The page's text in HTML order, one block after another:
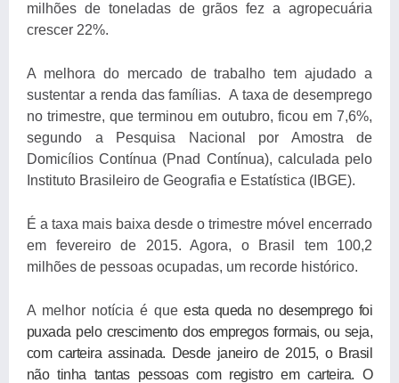
milhões de toneladas de grãos fez a agropecuária
crescer 22%.
A melhora do mercado de trabalho tem ajudado a
sustentar a renda das famílias. A taxa de desemprego
no trimestre, que terminou em outubro, ficou em 7,6%,
segundo a Pesquisa Nacional por Amostra de
Domicílios Contínua (Pnad Contínua), calculada pelo
Instituto Brasileiro de Geografia e Estatística (IBGE).
É a taxa mais baixa desde o trimestre móvel encerrado
em fevereiro de 2015. Agora, o Brasil tem 100,2
milhões de pessoas ocupadas, um recorde histórico.
A melhor notícia é queesta queda no desemprego foi
puxada pelo crescimento dos empregos formais, ou seja,
com carteira assinada. Desde janeiro de 2015, o Brasil
não tinha tantas pessoas com registro em carteira. O